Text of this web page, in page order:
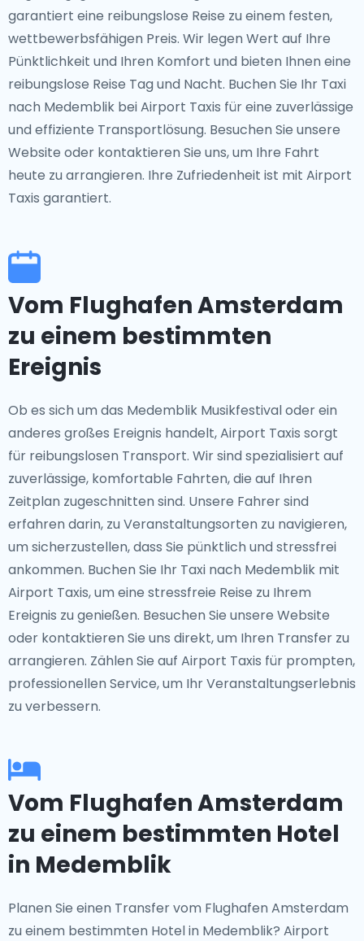
garantiert eine reibungslose Reise zu einem festen,
wettbewerbsfähigen Preis. Wir legen Wert auf Ihre
Pünktlichkeit und Ihren Komfort und bieten Ihnen eine
reibungslose Reise Tag und Nacht. Buchen Sie Ihr Taxi
nach Medemblik bei Airport Taxis für eine zuverlässige
und effiziente Transportlösung. Besuchen Sie unsere
Website oder kontaktieren Sie uns, um Ihre Fahrt
heute zu arrangieren. Ihre Zufriedenheit ist mit Airport
Taxis garantiert.
Vom Flughafen Amsterdam
zu einem bestimmten
Ereignis
Ob es sich um das Medemblik Musikfestival oder ein
anderes großes Ereignis handelt, Airport Taxis sorgt
für reibungslosen Transport. Wir sind spezialisiert auf
zuverlässige, komfortable Fahrten, die auf Ihren
Zeitplan zugeschnitten sind. Unsere Fahrer sind
erfahren darin, zu Veranstaltungsorten zu navigieren,
um sicherzustellen, dass Sie pünktlich und stressfrei
ankommen. Buchen Sie Ihr Taxi nach Medemblik mit
Airport Taxis, um eine stressfreie Reise zu Ihrem
Ereignis zu genießen. Besuchen Sie unsere Website
oder kontaktieren Sie uns direkt, um Ihren Transfer zu
arrangieren. Zählen Sie auf Airport Taxis für prompten,
professionellen Service, um Ihr Veranstaltungserlebnis
zu verbessern.
Vom Flughafen Amsterdam
zu einem bestimmten Hotel
in Medemblik
Planen Sie einen Transfer vom Flughafen Amsterdam
zu einem bestimmten Hotel in Medemblik? Airport